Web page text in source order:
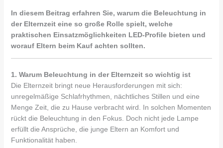
In diesem Beitrag erfahren Sie, warum die Beleuchtung in
der Elternzeit eine so große Rolle spielt, welche
praktischen Einsatzmöglichkeiten LED-Profile bieten und
worauf Eltern beim Kauf achten sollten.
1. Warum Beleuchtung in der Elternzeit so wichtig ist
Die Elternzeit bringt neue Herausforderungen mit sich:
unregelmäßige Schlafrhythmen, nächtliches Stillen und eine
Menge Zeit, die zu Hause verbracht wird. In solchen Momenten
rückt die Beleuchtung in den Fokus. Doch nicht jede Lampe
erfüllt die Ansprüche, die junge Eltern an Komfort und
Funktionalität haben.